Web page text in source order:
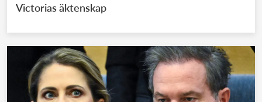
Victorias äktenskap